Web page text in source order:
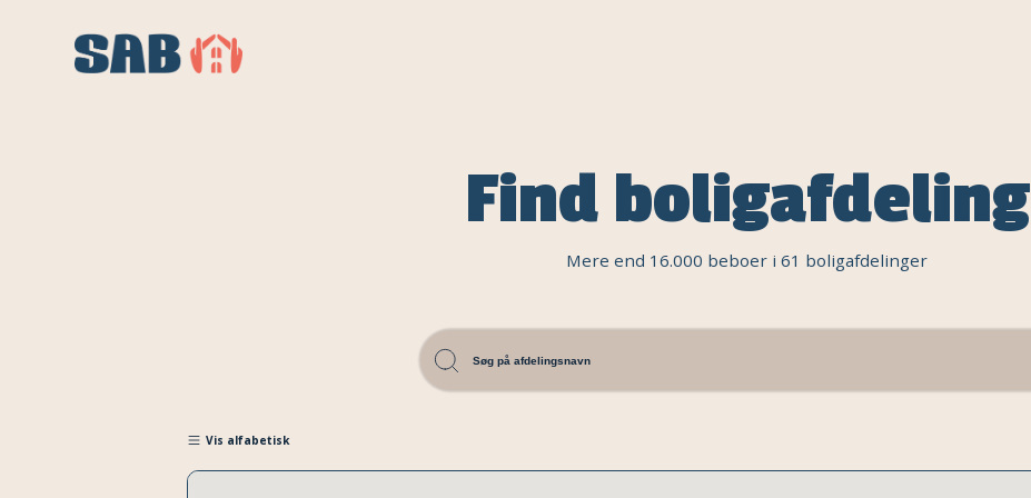
Find boligafdeling
Mere end 16.000 beboer i 61 boligafdelinger
Vis alfabetisk